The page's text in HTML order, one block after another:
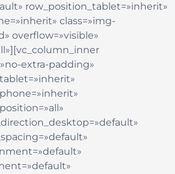
row_position_tablet=»inherit»
class=»img-
overflow=»visible»
extra-padding»